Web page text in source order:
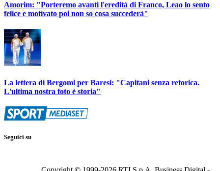
Amorim: "Porteremo avanti l'eredità di Franco, Leao lo sento
felice e motivato poi non so cosa succederà"
La lettera di Bergomi per Baresi: "Capitani senza retorica.
L'ultima nostra foto è storia"
Seguici su